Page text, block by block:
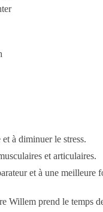
à diminuer le stress.
et articulaires.
et à une meilleure
Willem prend le temps